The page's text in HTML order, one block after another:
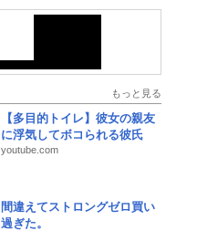
もっと見る
【多目的トイレ】彼女の親友
に浮気してボコられる彼氏
youtube.com
間違えてストロングゼロ買い
過ぎた。